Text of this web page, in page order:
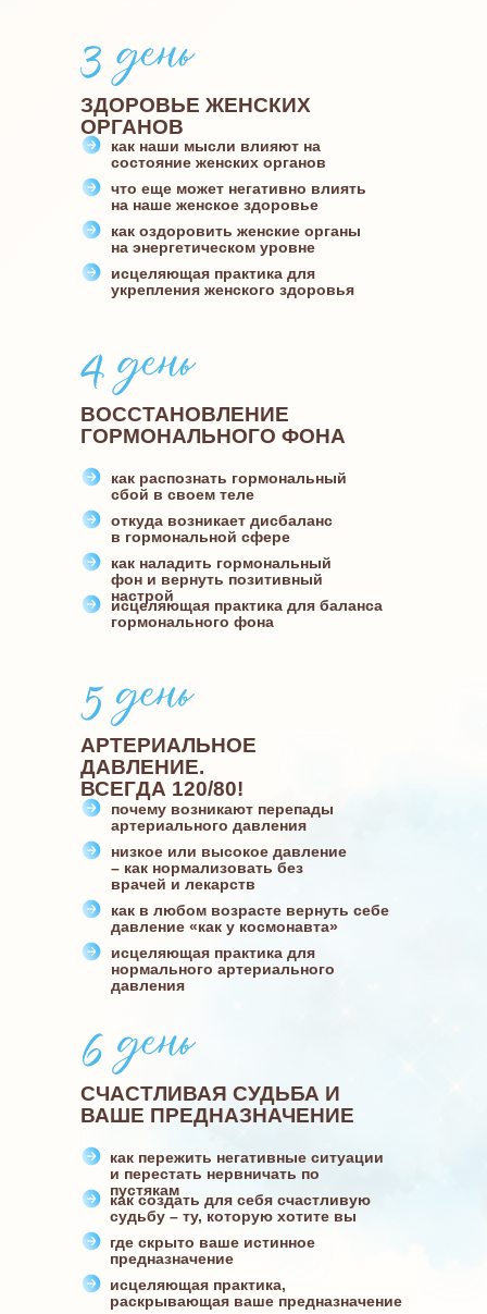
как наши мысли влияют на
состояние женских органов
что еще может негативно влиять
на наше женское здоровье
как оздоровить женские органы
на энергетическом уровне
исцеляющая практика для
укрепления женского здоровья
как распознать гормональный
сбой в своем теле
откуда возникает дисбаланс
в гормональной сфере
как наладить гормональный
фон и вернуть позитивный
настрой
исцеляющая практика для баланса
гормонального фона
почему возникают перепады
артериального давления
низкое или высокое давление
– как нормализовать без
врачей и лекарств
как в любом возрасте вернуть себе
давление «как у космонавта»
исцеляющая практика для
нормального артериального
давления
как создать для себя счастливую
судьбу – ту, которую хотите вы
где скрыто ваше истинное
предназначение
исцеляющая практика,
раскрывающая ваше предназначение
как пережить негативные ситуации
и перестать нервничать по
пустякам
ЗДОРОВЬЕ ЖЕНСКИХ
ОРГАНОВ
ВОССТАНОВЛЕНИЕ
ГОРМОНАЛЬНОГО ФОНА
АРТЕРИАЛЬНОЕ
ДАВЛЕНИЕ.
ВСЕГДА 120/80!
СЧАСТЛИВАЯ СУДЬБА И
ВАШЕ ПРЕДНАЗНАЧЕНИЕ